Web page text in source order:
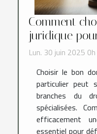
Comment
juridique
Lun. 30 juin 2025 0h
Choisir le bon
particulier peut
branches du
spécialisées.
efficacement
essentiel pour